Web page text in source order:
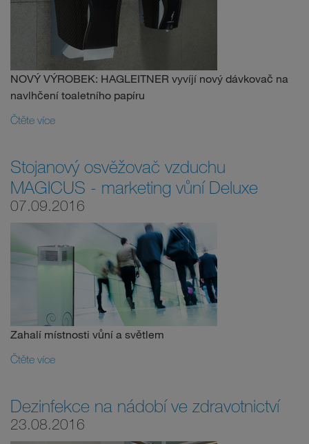
NOVÝ VÝROBEK: HAGLEITNER vyvíjí nový dávkovač na
navlhčení toaletního papíru
Čtěte více
Stojanový osvěžovač vzduchu
MAGICUS - marketing vůní Deluxe
07.09.2016
Zahalí místnosti vůní a světlem
Čtěte více
Dezinfekce na nádobí ve zdravotnictví
23.08.2016